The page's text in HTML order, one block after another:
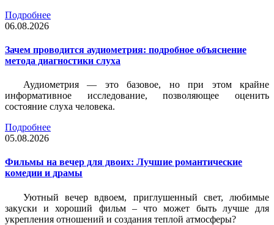
Подробнее
06.08.2026
Зачем проводится аудиометрия: подробное объяснение
метода диагностики слуха
Аудиометрия — это базовое, но при этом крайне
информативное исследование, позволяющее оценить
состояние слуха человека.
Подробнее
05.08.2026
Фильмы на вечер для двоих: Лучшие романтические
комедии и драмы
Уютный вечер вдвоем, приглушенный свет, любимые
закуски и хороший фильм – что может быть лучше для
укрепления отношений и создания теплой атмосферы?